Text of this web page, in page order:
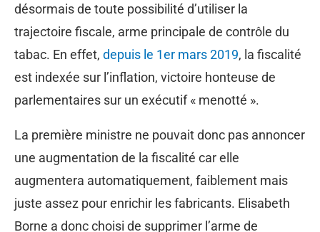
désormais de toute possibilité d’utiliser la
trajectoire fiscale, arme principale de contrôle du
tabac. En effet, depuis le 1er mars 2019, la fiscalité
est indexée sur l’inflation, victoire honteuse de
parlementaires sur un exécutif « menotté ».
La première ministre ne pouvait donc pas annoncer
une augmentation de la fiscalité car elle
augmentera automatiquement, faiblement mais
juste assez pour enrichir les fabricants. Elisabeth
Borne a donc choisi de supprimer l’arme de